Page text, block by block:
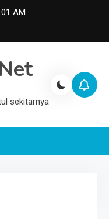
AM
sekitarnya